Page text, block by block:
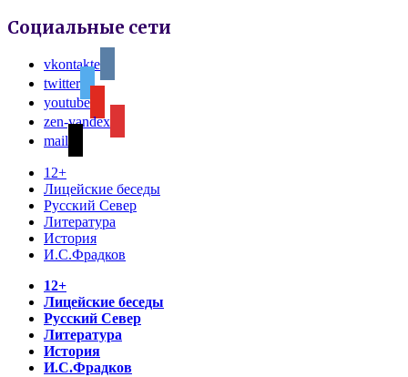
Социальные сети
vkontakte
twitter
youtube
zen-yandex
mail
12+
Лицейские беседы
Русский Север
Литература
История
И.С.Фрадков
12+
Лицейские беседы
Русский Север
Литература
История
И.С.Фрадков